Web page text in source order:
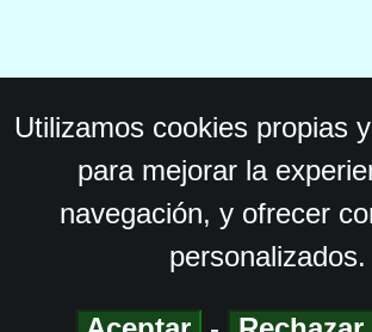
Utilizamos cookies propias
para mejorar la
navegación, y ofrecer
personalizados.